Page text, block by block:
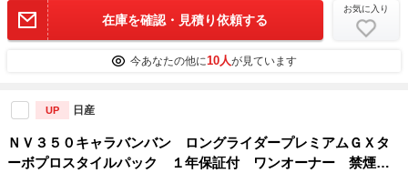
在庫を確認・見積り依頼する
お気に入り
今あなたの他に10人が見ています
UP 日産
ＮＶ３５０キャラバンバン ロングライダープレミアムＧＸタ
ーボプロスタイルパック １年保証付 ワンオーナー 禁煙